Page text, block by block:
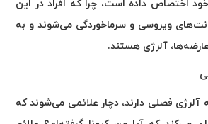
اختصاص داده است، چرا که افراد در این
ویروسی و سرماخوردگی می‌شوند و به
آلرژی هستند.
فصلی دارند، دچار علائمی می‌شوند که